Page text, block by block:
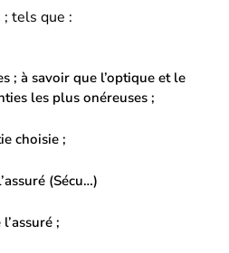
tels que :
; à savoir que l’optique et le
les plus onéreuses ;
choisie ;
(Sécu…)
;